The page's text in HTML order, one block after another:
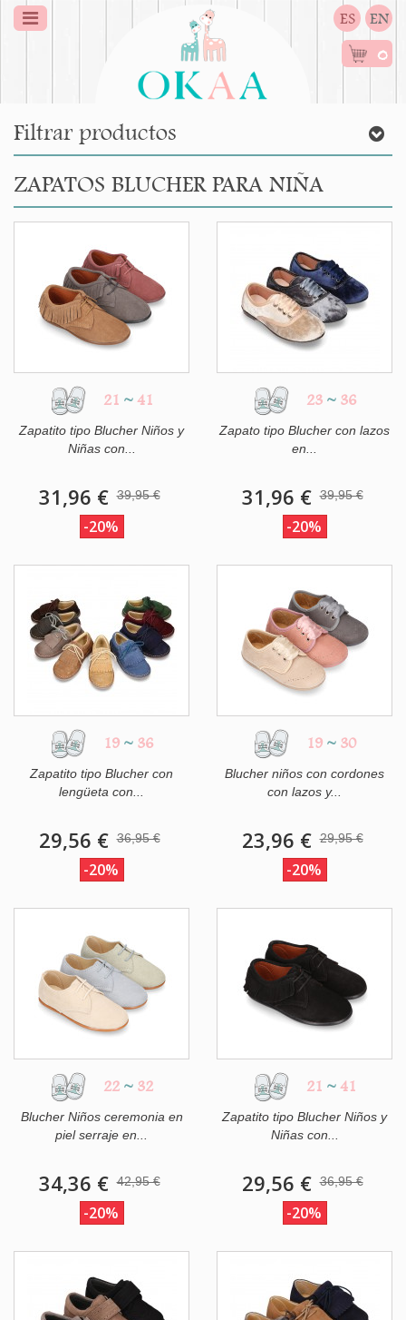
ES EN
0
Filtrar productos
ZAPATOS BLUCHER PARA NIÑA
21 ~ 41
Zapatito tipo Blucher Niños y
Niñas con...
31,96 € 39,95 €
-20%
23 ~ 36
Zapato tipo Blucher con lazos
en...
31,96 € 39,95 €
-20%
19 ~ 36
Zapatito tipo Blucher con
lengüeta con...
29,56 € 36,95 €
-20%
19 ~ 30
Blucher niños con cordones
con lazos y...
23,96 € 29,95 €
-20%
22 ~ 32
Blucher Niños ceremonia en
piel serraje en...
34,36 € 42,95 €
-20%
21 ~ 41
Zapatito tipo Blucher Niños y
Niñas con...
29,56 € 36,95 €
-20%